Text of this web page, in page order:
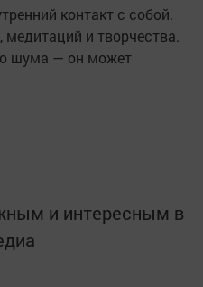
контакт с собой.
и творчества.
шума — он может
и интересным в